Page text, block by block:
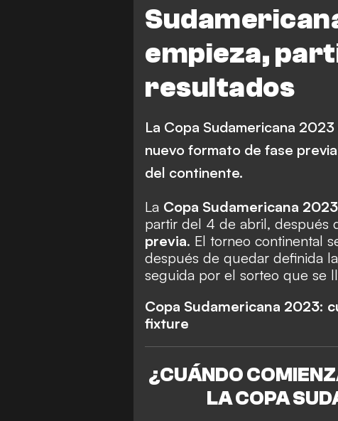
empieza,
resultados
Santos FC
Goiás
Magallanes
Palestino
La Copa Sudamericana
nuevo formato de fase
del continente.
La Copa Sudamericana 2023
partir del 4 de abril, después
previa. El torneo continental
después de quedar definida
seguida por el sorteo que se
Copa Sudamericana 2023:
fixture
¿CUÁNDO
LA COPA